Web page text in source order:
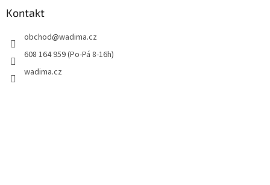
Kontakt
obchod@wadima.cz
608 164 959 (Po-Pá 8-16h)
wadima.cz